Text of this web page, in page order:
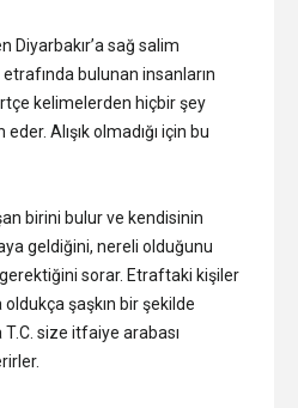
Diyarbakır’a sağ salim
bulunan insanların
kelimelerden hiçbir şey
Alışık olmadığı için bu
birini bulur ve kendisinin
geldiğini, nereli olduğunu
sorar. Etraftaki kişiler
şaşkın bir şekilde
T.C. size itfaiye arabası